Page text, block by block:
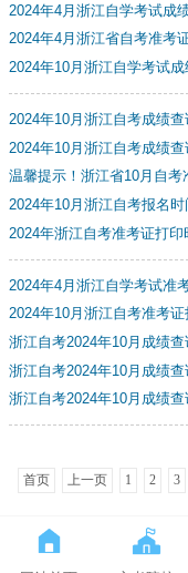
2024年4月浙江自学考试成
2024年4月浙江省自考准考
2024年10月浙江自学考试成
2024年10月浙江自考成绩查
2024年10月浙江自考成绩查
温馨提示！浙江省10月自考
2024年10月浙江自考报名时
2024年浙江自考准考证打印
2024年4月浙江自学考试准
2024年10月浙江自考准考证
浙江自考2024年10月成绩查
浙江自考2024年10月成绩查
浙江自考2024年10月成绩
首页 上一页 1 2 3